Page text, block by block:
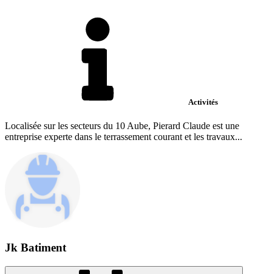
Activités
Localisée sur les secteurs du 10 Aube, Pierard Claude est une
entreprise experte dans le terrassement courant et les travaux...
Jk Batiment